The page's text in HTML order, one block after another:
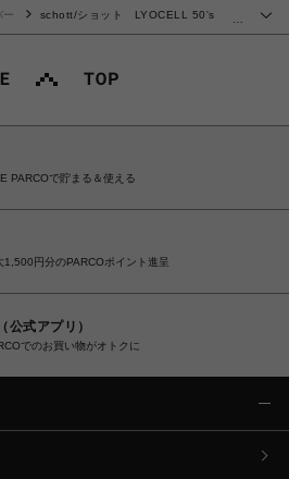
…
ー
schott/ショット LYOCELL 50's
PARCOで貯まる＆使える
1,500円分のPARCOポイント進呈
公式アプリ）
でのお買い物がオトクに